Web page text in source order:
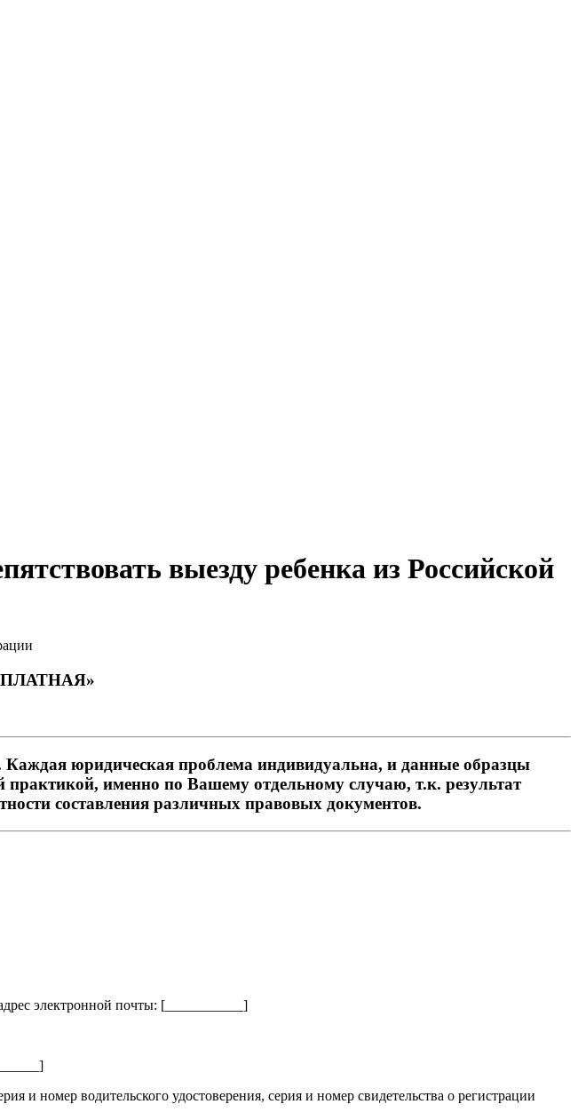
выезду ребенка из Российской
юридическая проблема индивидуальна, и данные образцы
именно по Вашему отдельному случаю, т.к. результат
составления различных правовых документов.
электронной почты: [
]
]
водительского удостоверения, серия и номер свидетельства о регистрации